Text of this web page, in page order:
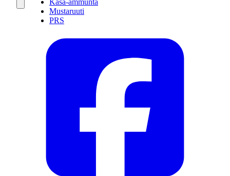
Kasa-ammunta
Mustaruuti
PRS